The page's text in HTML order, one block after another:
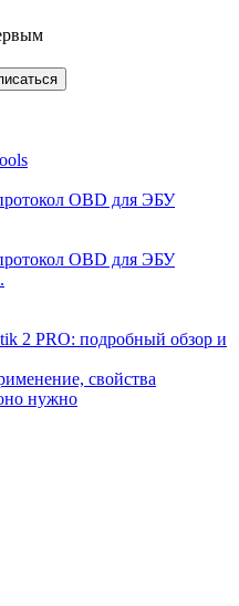
OBD для ЭБУ
OBD для ЭБУ
2 PRO: подробный обзор и
свойства
нужно